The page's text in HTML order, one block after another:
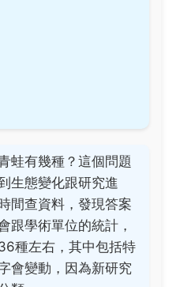
蛙有幾種？這個問題
生態變化跟研究進
間查資料，發現答案
跟學術單位的統計，
種左右，其中包括特
會變動，因為新研究